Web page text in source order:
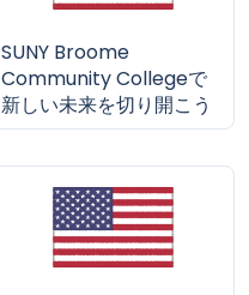
SUNY Broome
Community Collegeで
新しい未来を切り開こう